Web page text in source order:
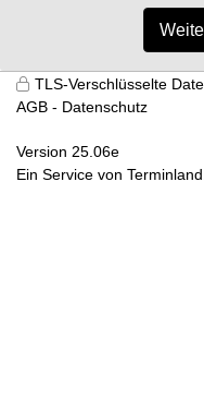
TLS-Verschlüsselte
AGB
Datenschutz
Version 25.06e
Ein Service von